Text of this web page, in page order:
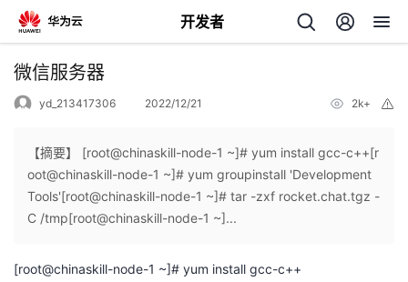
开发者
返
个
人
微信服务器
yd_213417306 2022/12/21 2k+
【摘要】 [root@chinaskill-node-1 ~]# yum install gcc-c++[r
oot@chinaskill-node-1 ~]# yum groupinstall 'Development
Tools'[root@chinaskill-node-1 ~]# tar -zxf rocket.chat.tgz -
C /tmp[root@chinaskill-node-1 ~]...
[root@chinaskill-node-1 ~]# yum install gcc-c++